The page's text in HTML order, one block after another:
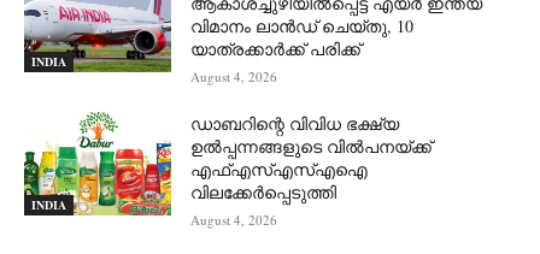
INDIA
വിമാനം ലാന്‍ഡ് ചെയ്തു, 10
യാത്രക്കാര്‍ക്ക് പരിക്ക്
August 4, 2026
INDIA
ഡാബറിന്റെ വിവിധ ഭക്ഷ്യ
ഉൽപ്പന്നങ്ങളുടെ വിൽപനയ്ക്ക്
എഫ്എസ്എസ്എഐ
വിലക്കേർപ്പെടുത്തി
August 4, 2026